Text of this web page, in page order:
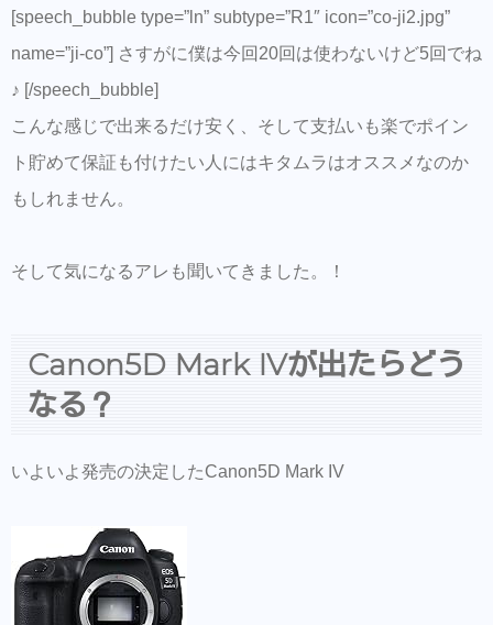
[speech_bubble type=”ln” subtype=”R1″ icon=”co-ji2.jpg”
name=”ji-co”] さすがに僕は今回20回は使わないけど5回でね
♪ [/speech_bubble]
こんな感じで出来るだけ安く、そして支払いも楽でポイン
ト貯めて保証も付けたい人にはキタムラはオススメなのか
もしれません。
そして気になるアレも聞いてきました。！
Canon5D Mark IVが出たらどう
なる？
いよいよ発売の決定したCanon5D Mark IV